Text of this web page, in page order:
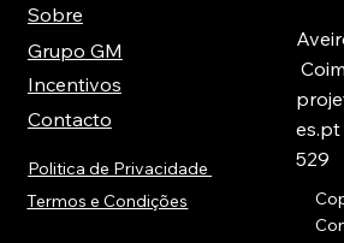
Sobre
Grupo GM
Incentivos
Contacto
es.pt
529
Politica de Privacidade
Termos e Condições